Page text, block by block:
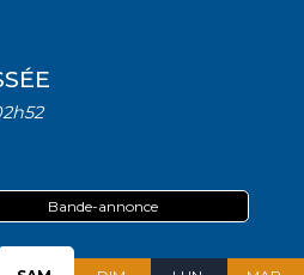
Bande-annonce